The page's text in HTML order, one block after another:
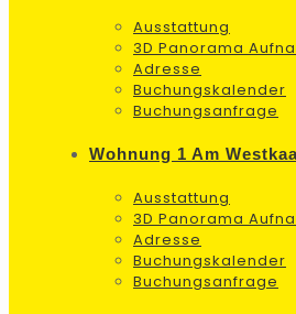
Ausstattung
3D Panorama
Adresse
Buchungskalender
Buchungsanfrage
Wohnung 1 Am
Ausstattung
3D Panorama
Adresse
Buchungskalender
Buchungsanfrage